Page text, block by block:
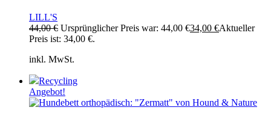
LILL'S
44,00€ Ursprünglicher Preis war: 44,00 €34,00 €Aktueller
Preis ist: 34,00 €.
inkl. MwSt.
Recycling
Angebot!